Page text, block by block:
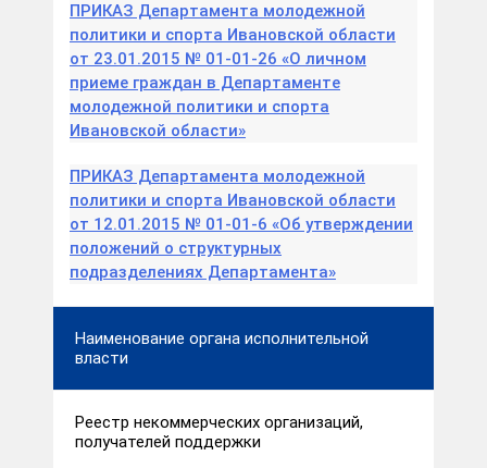
ПРИКАЗ Департамента молодежной
политики и спорта Ивановской области
от 23.01.2015 № 01-01-26 «О личном
приеме граждан в Департаменте
молодежной политики и спорта
Ивановской области»
ПРИКАЗ Департамента молодежной
политики и спорта Ивановской области
от 12.01.2015 № 01-01-6 «Об утверждении
положений о структурных
подразделениях Департамента»
Наименование органа исполнительной
власти
Реестр некоммерческих организаций,
получателей поддержки